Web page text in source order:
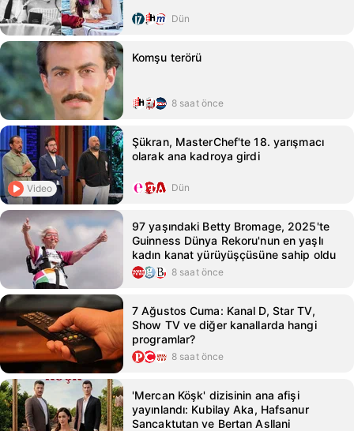
Dün
Komşu terörü
8 saat önce
Video
Şükran, MasterChef'te 18. yarışmacı
olarak ana kadroya girdi
Dün
97 yaşındaki Betty Bromage, 2025'te
Guinness Dünya Rekoru'nun en yaşlı
kadın kanat yürüyüşçüsüne sahip oldu
8 saat önce
7 Ağustos Cuma: Kanal D, Star TV,
Show TV ve diğer kanallarda hangi
programlar?
8 saat önce
'Mercan Köşk' dizisinin ana afişi
yayınlandı: Kubilay Aka, Hafsanur
Sancaktutan ve Bertan Asllani